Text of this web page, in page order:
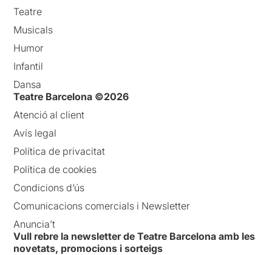
Teatre
Musicals
Humor
Infantil
Dansa
Teatre Barcelona ©2026
Atenció al client
Avís legal
Política de privacitat
Política de cookies
Condicions d’ús
Comunicacions comercials i Newsletter
Anuncia’t
Vull rebre la newsletter de Teatre Barcelona amb les
novetats, promocions i sorteigs